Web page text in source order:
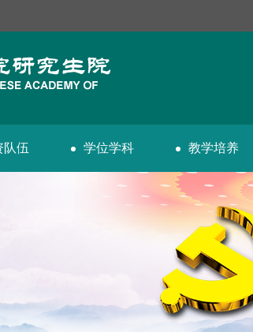
队伍 学位学科 教学培养